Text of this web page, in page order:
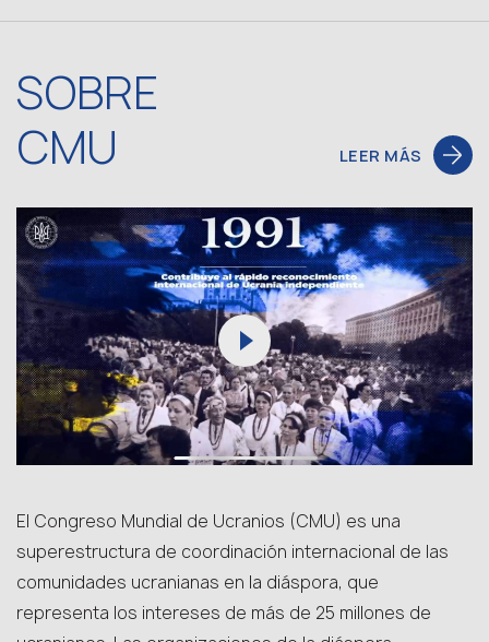
SOBRE
CMU
LEER MÁS
El Congreso Mundial de Ucranios (CMU) es una
superestructura de coordinación internacional de las
comunidades ucranianas en la diáspora, que
representa los intereses de más de 25 millones de